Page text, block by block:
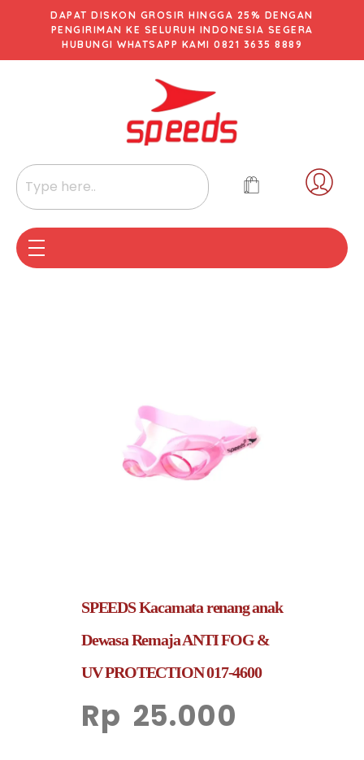
DAPAT DISKON GROSIR HINGGA 25% DENGAN
PENGIRIMAN KE SELURUH INDONESIA SEGERA
HUBUNGI WHATSAPP KAMI 0821 3635 8889
SPEEDS Kacamata renang anak
Dewasa Remaja ANTI FOG &
UV PROTECTION 017-4600
Rp 25.000